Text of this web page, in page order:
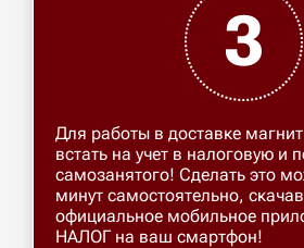
3
Для работы в доставке
встать на учет в налоговую и
самозанятого! Сделать это
минут самостоятельно,
официальное мобильное
НАЛОГ на ваш смартфон!